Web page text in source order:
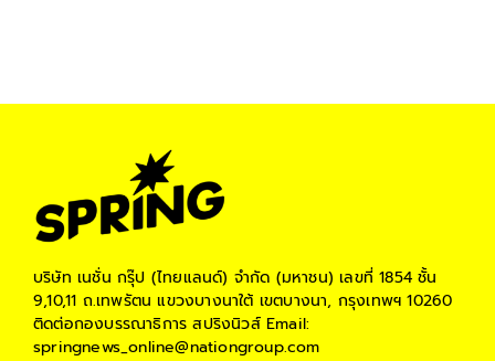
บริษัท เนชั่น กรุ๊ป (ไทยแลนด์) จำกัด (มหาชน) เลขที่ 1854 ชั้น
9,10,11 ถ.เทพรัตน แขวงบางนาใต้ เขตบางนา, กรุงเทพฯ 10260
ติดต่อกองบรรณาธิการ สปริงนิวส์Email:
springnews_online@nationgroup.com